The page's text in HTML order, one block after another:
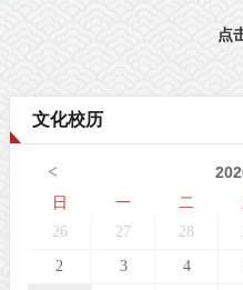
升结直肠癌的治疗效果。该发
疫检查点抑制剂在肿瘤治疗方
CRC病人属于微卫星稳定型（
应。这一困境，已成为临床治
点
文化校历
<
日
一 二
26 27 28
2 3 4